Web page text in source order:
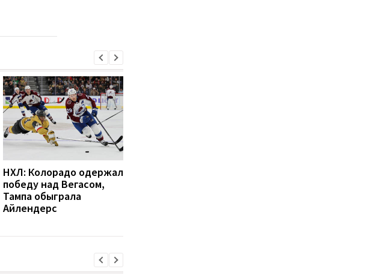
НХЛ: Колорадо одержал
победу над Вегасом,
Тампа обыграла
Айлендерс